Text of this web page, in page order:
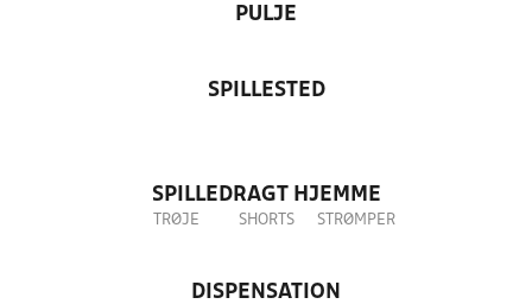
PULJE
SPILLESTED
SPILLEDRAGT HJEMME
TRØJE SHORTS STRØMPER
DISPENSATION